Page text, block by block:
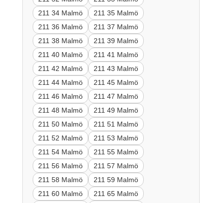
211 34 Malmö
211 35 Malmö
211 36 Malmö
211 37 Malmö
211 38 Malmö
211 39 Malmö
211 40 Malmö
211 41 Malmö
211 42 Malmö
211 43 Malmö
211 44 Malmö
211 45 Malmö
211 46 Malmö
211 47 Malmö
211 48 Malmö
211 49 Malmö
211 50 Malmö
211 51 Malmö
211 52 Malmö
211 53 Malmö
211 54 Malmö
211 55 Malmö
211 56 Malmö
211 57 Malmö
211 58 Malmö
211 59 Malmö
211 60 Malmö
211 65 Malmö